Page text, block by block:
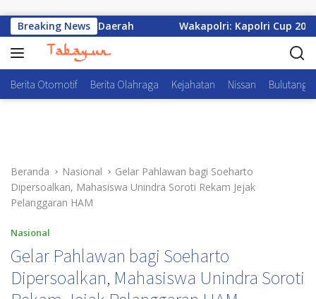
Breaking News
dari Daerah Wakapolri: Kapolri Cup 2026
Berita Otomotif Berita Olahraga Kejahatan Nissan
Beranda Nasional
Gelar Pahlawan bagi Soeharto
Dipersoalkan, Mahasiswa Unindra Soroti Rekam Jejak
Pelanggaran HAM
Nasional
Gelar Pahlawan bagi Soeharto
Dipersoalkan, Mahasiswa Unindra Soroti